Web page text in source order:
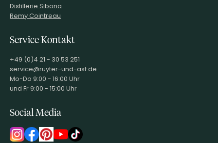
Distillerie Sibona
Remy Cointreau
Service Kontakt
+49 (0)4 21 - 30 53 251
service@ruyter-und-ast.de
Mo-Do 9:00 - 16:00 Uhr
und Fr 9:00 - 15:00 Uhr
Social Media